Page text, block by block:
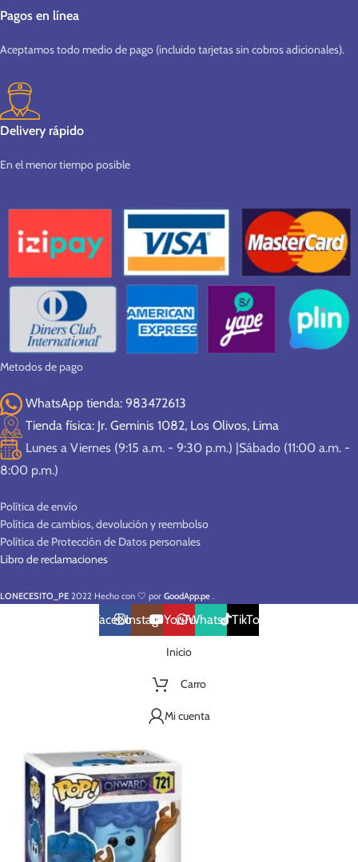
Pagos en línea
Aceptamos todo medio de pago (incluido tarjetas sin cobros adicionales).
Delivery rápido
En el menor tiempo posible
Metodos de pago
WhatsApp tienda: 983472613
Tienda física: Jr. Geminis 1082, Los Olivos, Lima
Lunes a Viernes (9:15 a.m. - 9:30 p.m.) |Sábado (11:00 a.m. -
8:00 p.m.)
Política de envío
Política de cambios, devolución y reembolso
Política de Protección de Datos personales
Libro de reclamaciones
LONECESITO_PE 2022 Hecho con 🤍 por GoodApp.pe .
FacebookInstagramYouTubeWhatsAppTikTok
Inicio
Carro
Mi cuenta